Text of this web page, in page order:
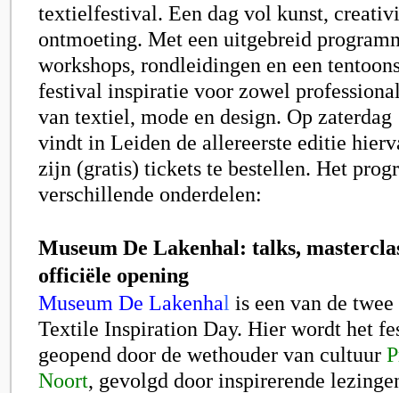
textielfestival. Een dag vol kunst,
ontmoeting. Met een uitgebreid
workshops, rondleidingen en een
festival inspiratie voor zowel
van textiel, mode en design. Op zaterdag
vindt in Leiden de allereerste editie
zijn (gratis) tickets te bestellen. Het
verschillende onderdelen:
Museum De Lakenhal: talks,
officiële opening
Museum De Lakenhal is een van de
Textile Inspiration Day. Hier wordt het
geopend door de wethouder van cultuur
Noort, gevolgd door inspirerende